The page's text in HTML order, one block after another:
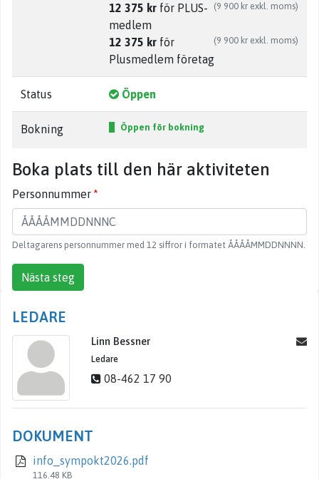
LEDARE
Linn Bessner
Ledare
08-462 17 90
DOKUMENT
info_sympokt2026.pdf
116.48 KB
12 375 kr
(9 900 kr exkl. moms)
för PLUS-
medlem
12 375 kr
(9 900 kr exkl. moms)
för
Plusmedlem företag
Status Öppen
Bokning Öppen för bokning
Boka plats till den här aktiviteten
Personnummer
Deltagarens personnummer med 12 siffror i formatet ÅÅÅÅMMDDNNNN.
Nästa steg